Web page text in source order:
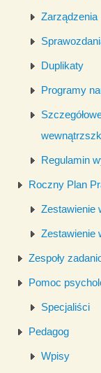
Zarządzenia
Duplikaty
Programy
Regulamin
Roczny Plan
Zestawienie
Zestawienie
Zespoły
Pomoc
Specjaliści
Pedagog
Wpisy